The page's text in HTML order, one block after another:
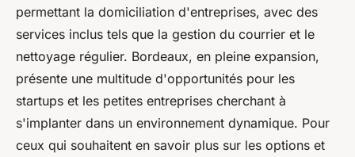
permettant la domiciliation d'entreprises, avec des
services inclus tels que la gestion du courrier et le
nettoyage régulier. Bordeaux, en pleine expansion,
présente une multitude d'opportunités pour les
startups et les petites entreprises cherchant à
s'implanter dans un environnement dynamique. Pour
ceux qui souhaitent en savoir plus sur les options et